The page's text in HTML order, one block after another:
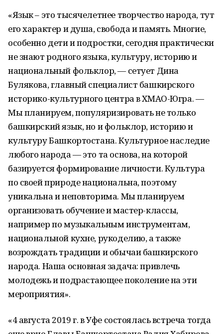
«Язык – это тысячелетнее творчество народа, тут
его характер и душа, свобода и память. Многие,
особенно дети и подростки, сегодня практически
не знают родного языка, культуру, историю и
национальный фольклор, — сетует Дина
Булякова, главный специалист башкирского
историко-культурного центра в ХМАО-Югра. —
Мы планируем, популяризировать не только
башкирский язык, но и фольклор, историю и
культуру Башкортостана. Культурное наследие
любого народа — это та основа, на которой
базируется формирование личности. Культура
по своей природе национальна, поэтому
уникальна и неповторима. Мы планируем
организовать обучение и мастер-классы,
например по музыкальным инструментам,
национальной кухне, рукоделию, а также
возрождать традиции и обычаи башкирского
народа. Наша основная задача: привлечь
молодежь и подрастающее поколение на эти
мероприятия».
«4 августа 2019 г. в Уфе состоялась встреча тогда